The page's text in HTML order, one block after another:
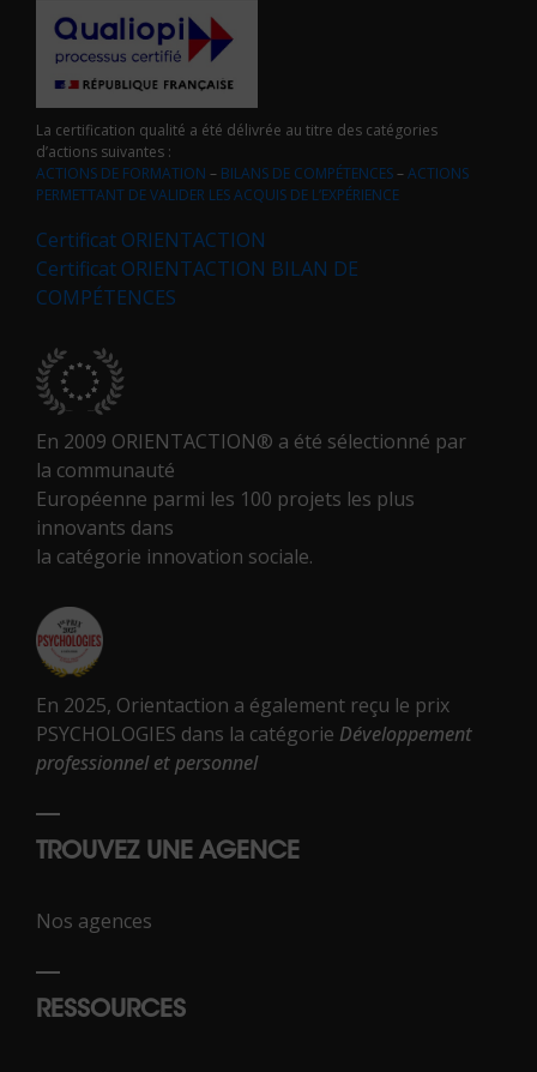
La certification qualité a été délivrée au titre des catégories
d’actions suivantes :
ACTIONS DE FORMATION – BILANS DE COMPÉTENCES–ACTIONS
PERMETTANT DE VALIDER LES ACQUIS DE L’EXPÉRIENCE
Certificat ORIENTACTION
Certificat ORIENTACTION BILAN DE
COMPÉTENCES
En 2009 ORIENTACTION® a été sélectionné par
la communauté
Européenne parmi les 100 projets les plus
innovants dans
la catégorie innovation sociale.
En 2025, Orientaction a également reçu le prix
PSYCHOLOGIES dans la catégorie Développement
professionnel et personnel
TROUVEZ UNE AGENCE
Nos agences
RESSOURCES